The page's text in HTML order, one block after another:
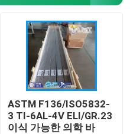
ASTM F136/ISO5832-
3 TI-6AL-4V ELI/GR.23
이식 가능한 의학 바